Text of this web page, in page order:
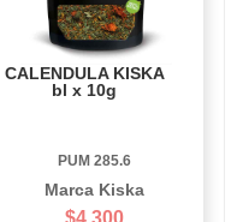
CALENDULA KISKA
bl x 10g
PUM 285.6
Marca Kiska
$4,300